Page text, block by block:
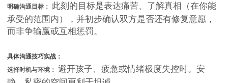
明确沟通目标：
此刻的目标是表达痛苦、了解真相（在你能
承受的范围内），并初步确认双方是否还有修复意愿，
而非争输赢或互相惩罚。
具体沟通技巧实战：
选择时机与环境： 避开孩子、疲惫或情绪极度失控时。安